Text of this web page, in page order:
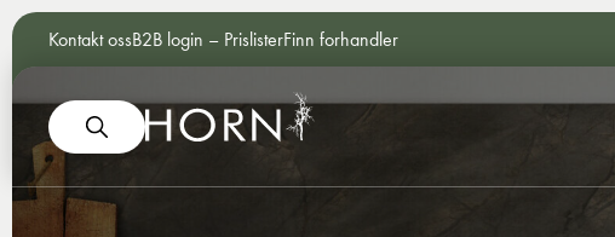
Kontakt ossB2B login – PrislisterFinn forhandler